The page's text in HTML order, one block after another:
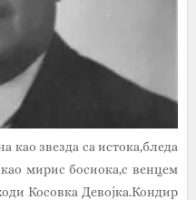
као звезда са истока,бледа
мирис босиока,с венцем
Косовка Девојка.Кондир